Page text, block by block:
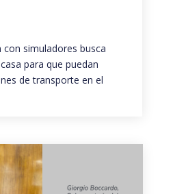
con simuladores busca
para que puedan
de transporte en el